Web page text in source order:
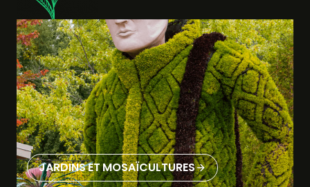
JARDINSETMOSAÏCULTURES